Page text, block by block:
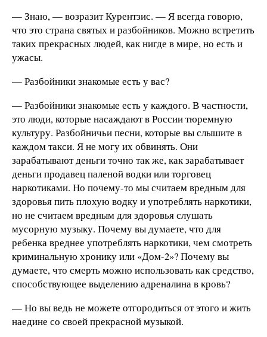
— Знаю, — возразит Курентзис. — Я всегда говорю,
что это страна святых и разбойников. Можно встретить
таких прекрасных людей, как нигде в мире, но есть и
ужасы.
— Разбойники знакомые есть у вас?
— Разбойники знакомые есть у каждого. В частности,
это люди, которые насаждают в России тюремную
культуру. Разбойничьи песни, которые вы слышите в
каждом такси. Я не могу их обвинять. Они
зарабатывают деньги точно так же, как зарабатывает
деньги продавец паленой водки или торговец
наркотиками. Но почему-то мы считаем вредным для
здоровья пить плохую водку и употреблять наркотики,
но не считаем вредным для здоровья слушать
мусорную музыку. Почему вы думаете, что для
ребенка вреднее употреблять наркотики, чем смотреть
криминальную хронику или «Дом-2»? Почему вы
думаете, что смерть можно использовать как средство,
способствующее выделению адреналина в кровь?
— Но вы ведь не можете отгородиться от этого и жить
наедине со своей прекрасной музыкой.